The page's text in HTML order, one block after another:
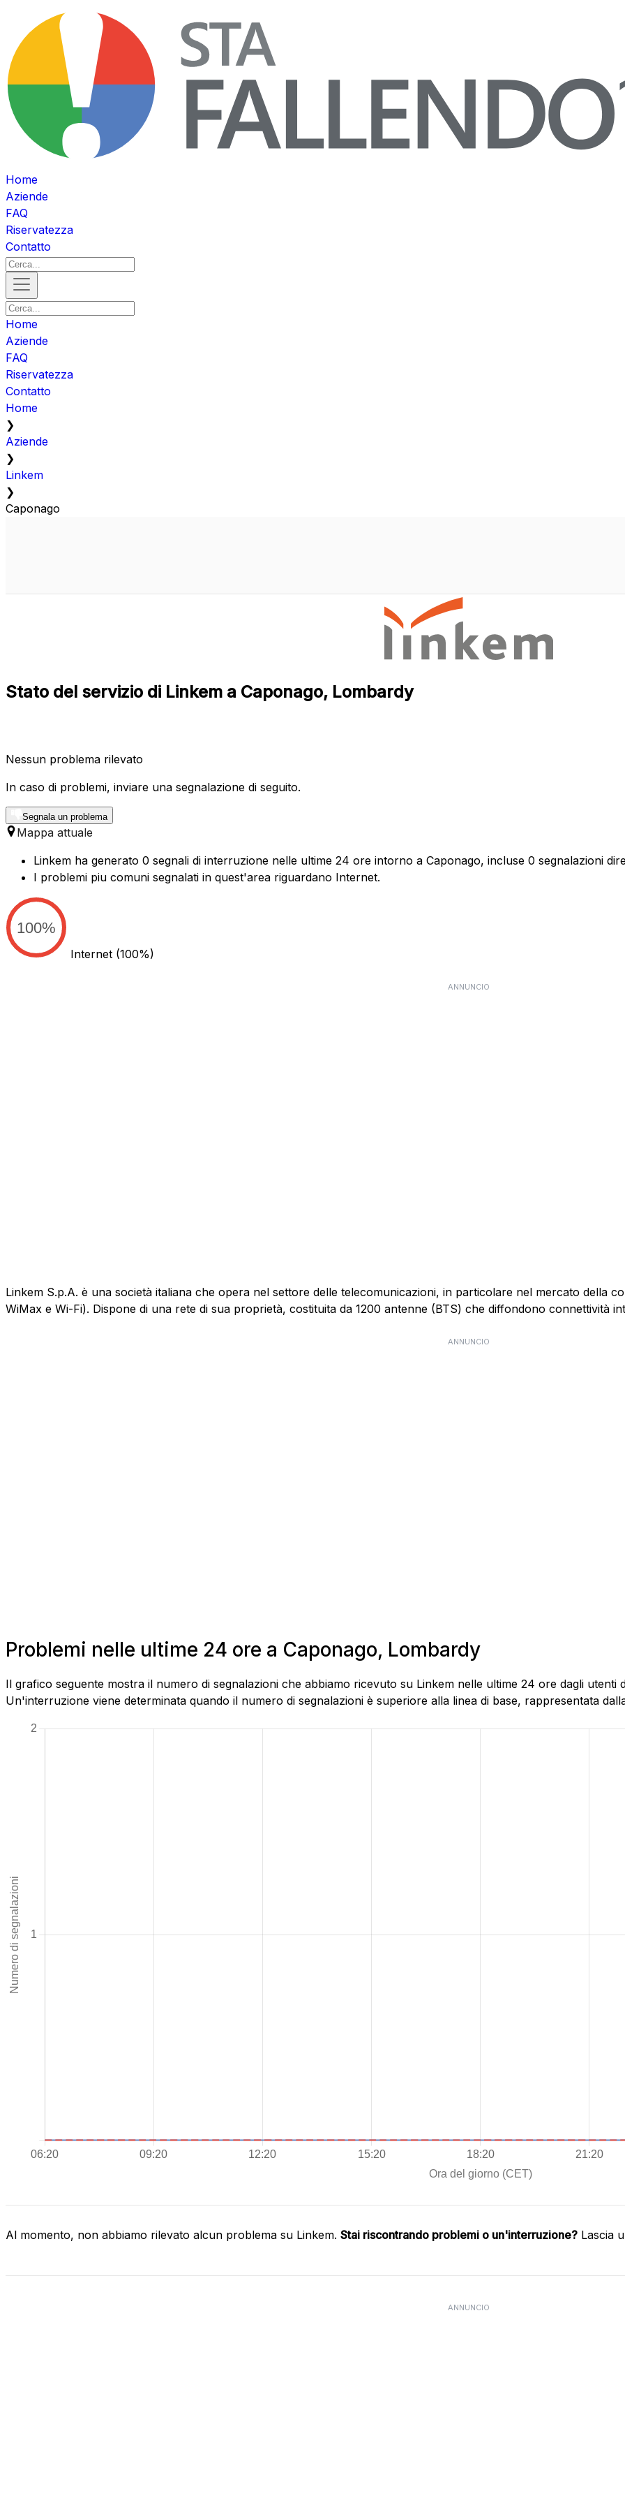
Home
Aziende
FAQ
Riservatezza
Contatto
Home
Aziende
FAQ
Riservatezza
Contatto
Home
❯
Aziende
❯
Linkem
❯
Caponago
Stato del servizio di Linkem a Caponago, Lombardy
Nessun problema rilevato
In caso di problemi, inviare una segnalazione di seguito.
Segnala un problema
Mappa attuale
Linkem ha generato 0 segnali di interruzione nelle ultime 24 ore intorno a Caponago, incluse 0 segnalazioni
I problemi piu comuni segnalati in quest'area riguardano Internet.
100%
Internet (100%)
ANNUNCIO
Linkem S.p.A. è una società italiana che opera nel settore delle telecomunicazioni, in particolare nel mercato della
WiMax e Wi-Fi). Dispone di una rete di sua proprietà, costituita da 1200 antenne (BTS) che diffondono connettività
ANNUNCIO
Problemi nelle ultime 24 ore a Caponago, Lombardy
Il grafico seguente mostra il numero di segnalazioni che abbiamo ricevuto su Linkem nelle ultime 24 ore dagli utenti
Un'interruzione viene determinata quando il numero di segnalazioni è superiore alla linea di base, rappresentata
Al momento, non abbiamo rilevato alcun problema su Linkem. Stai riscontrando problemi o un'interruzione? Lascia
ANNUNCIO